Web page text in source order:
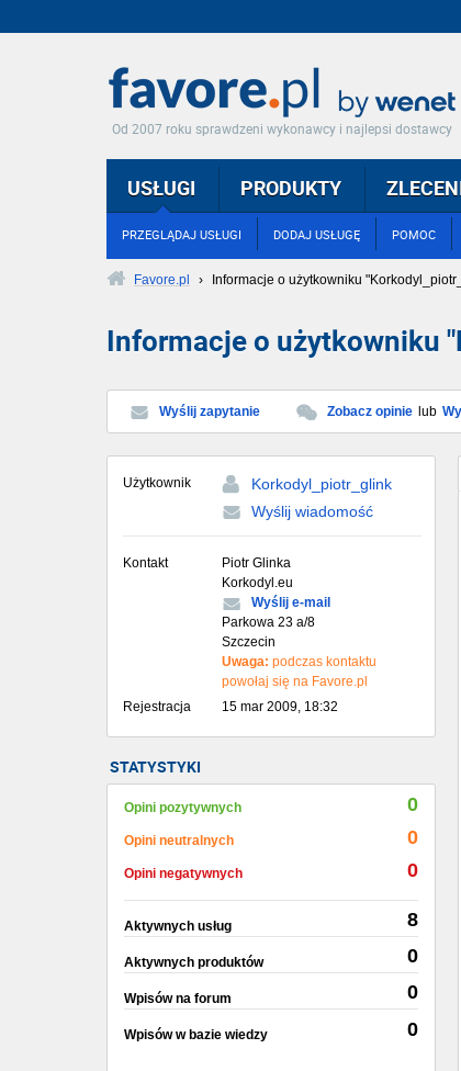
Od 2007 roku sprawdzeni wykonawcy i najlepsi dostawcy
USŁUGI
PRZEGLĄDAJ USŁUGI DODAJ USŁUGĘ POMOC
PRODUKTY
Favore.pl › Informacje o użytkowniku
Informacje o użytkowniku
Wyślij zapytanie Zobacz opinie lub
Użytkownik
Korkodyl_piotr_glink
Wyślij wiadomość
Kontakt
Piotr Glinka
Korkodyl.eu
Wyślij e-mail
Parkowa 23 a/8
Szczecin
Uwaga: podczas kontaktu
powołaj się na Favore.pl
Rejestracja
15 mar 2009, 18:32
STATYSTYKI
Opini pozytywnych 0
Opini neutralnych 0
Opini negatywnych 0
Aktywnych usług 8
Aktywnych produktów 0
Wpisów na forum 0
Wpisów w bazie wiedzy 0